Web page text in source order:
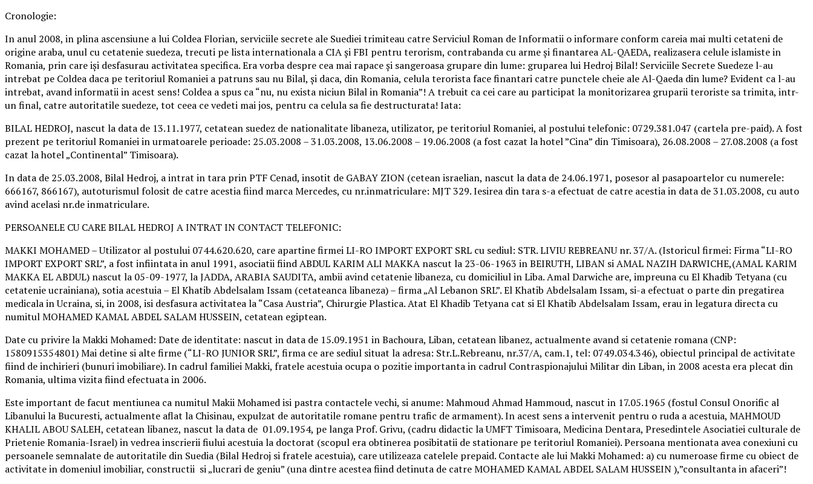
Cronologie:
In anul 2008, in plina ascensiune a lui Coldea Florian, serviciile secrete ale Suediei trimiteau catre Serviciul Roman de Informatii o informare conform careia mai multi cetateni de
origine araba, unul cu cetatenie suedeza, trecuti pe lista internationala a CIA și FBI pentru terorism, contrabanda cu arme și finantarea AL-QAEDA, realizasera celule islamiste in
Romania, prin care iși desfasurau activitatea specifica. Era vorba despre cea mai rapace și sangeroasa grupare din lume: gruparea lui Hedroj Bilal! Serviciile Secrete Suedeze l-au
intrebat pe Coldea daca pe teritoriul Romaniei a patruns sau nu Bilal, și daca, din Romania, celula terorista face finantari catre punctele cheie ale Al-Qaeda din lume? Evident ca l-au
intrebat, avand informatii in acest sens! Coldea a spus ca “nu, nu exista niciun Bilal in Romania”! A trebuit ca cei care au participat la monitorizarea gruparii teroriste sa trimita, intr-
un final, catre autoritatile suedeze, tot ceea ce vedeti mai jos, pentru ca celula sa fie destructurata! Iata:
BILAL HEDROJ, nascut la data de 13.11.1977, cetatean suedez de nationalitate libaneza, utilizator, pe teritoriul Romaniei, al postului telefonic: 0729.381.047 (cartela pre-paid). A fost
prezent pe teritoriul Romaniei in urmatoarele perioade: 25.03.2008 – 31.03.2008, 13.06.2008 – 19.06.2008 (a fost cazat la hotel ”Cina” din Timisoara), 26.08.2008 – 27.08.2008 (a fost
cazat la hotel „Continental” Timisoara).
In data de 25.03.2008, Bilal Hedroj, a intrat in tara prin PTF Cenad, insotit de GABAY ZION (cetean israelian, nascut la data de 24.06.1971, posesor al pasapoartelor cu numerele:
666167, 866167), autoturismul folosit de catre acestia fiind marca Mercedes, cu nr.inmatriculare: MJT 329. Iesirea din tara s-a efectuat de catre acestia in data de 31.03.2008, cu auto
avind acelasi nr.de inmatriculare.
PERSOANELE CU CARE BILAL HEDROJ A INTRAT IN CONTACT TELEFONIC:
MAKKI MOHAMED – Utilizator al postului 0744.620.620, care apartine firmei LI-RO IMPORT EXPORT SRL cu sediul: STR. LIVIU REBREANU nr. 37/A. (Istoricul firmei: Firma “LI-RO
IMPORT EXPORT SRL”, a fost infiintata in anul 1991, asociatii fiind ABDUL KARIM ALI MAKKA nascut la 23-06-1963 in BEIRUTH, LIBAN si AMAL NAZIH DARWICHE,(AMAL KARIM
MAKKA EL ABDUL) nascut la 05-09-1977, la JADDA, ARABIA SAUDITA, ambii avind cetatenie libaneza, cu domiciliul in Liba. Amal Darwiche are, impreuna cu El Khadib Tetyana (cu
cetatenie ucrainiana), sotia acestuia – El Khatib Abdelsalam Issam (cetateanca libaneza) – firma „Al Lebanon SRL”. El Khatib Abdelsalam Issam, si-a efectuat o parte din pregatirea
medicala in Ucraina, si, in 2008, isi desfasura activitatea la “Casa Austria”, Chirurgie Plastica. Atat El Khadib Tetyana cat si El Khatib Abdelsalam Issam, erau in legatura directa cu
numitul MOHAMED KAMAL ABDEL SALAM HUSSEIN, cetatean egiptean.
Date cu privire la Makki Mohamed: Date de identitate: nascut in data de 15.09.1951 in Bachoura, Liban, cetatean libanez, actualmente avand si cetatenie romana (CNP:
1580915354801) Mai detine si alte firme (“LI-RO JUNIOR SRL”, firma ce are sediul situat la adresa: Str.L.Rebreanu, nr.37/A, cam.1, tel: 0749.034.346), obiectul principal de activitate
fiind de inchirieri (bunuri imobiliare). In cadrul familiei Makki, fratele acestuia ocupa o pozitie importanta in cadrul Contraspionajului Militar din Liban, in 2008 acesta era plecat din
Romania, ultima vizita fiind efectuata in 2006.
Este important de facut mentiunea ca numitul Makii Mohamed isi pastra contactele vechi, si anume: Mahmoud Ahmad Hammoud, nascut in 17.05.1965 (fostul Consul Onorific al
Libanului la Bucuresti, actualmente aflat la Chisinau, expulzat de autoritatile romane pentru trafic de armament). In acest sens a intervenit pentru o ruda a acestuia, MAHMOUD
KHALIL ABOU SALEH, cetatean libanez, nascut la data de 01.09.1954, pe langa Prof. Grivu, (cadru didactic la UMFT Timisoara, Medicina Dentara, Presedintele Asociatiei culturale de
Prietenie Romania-Israel) in vedrea inscrierii fiului acestuia la doctorat (scopul era obtinerea posibitatii de stationare pe teritoriul Romaniei). Persoana mentionata avea conexiuni cu
persoanele semnalate de autoritatile din Suedia (Bilal Hedroj si fratele acestuia), care utilizeaza catelele prepaid. Contacte ale lui Makki Mohamed: a) cu numeroase firme cu obiect de
activitate in domeniul imobiliar, constructii si „lucrari de geniu” (una dintre acestea fiind detinuta de catre MOHAMED KAMAL ABDEL SALAM HUSSEIN ),”consultanta in afaceri”!